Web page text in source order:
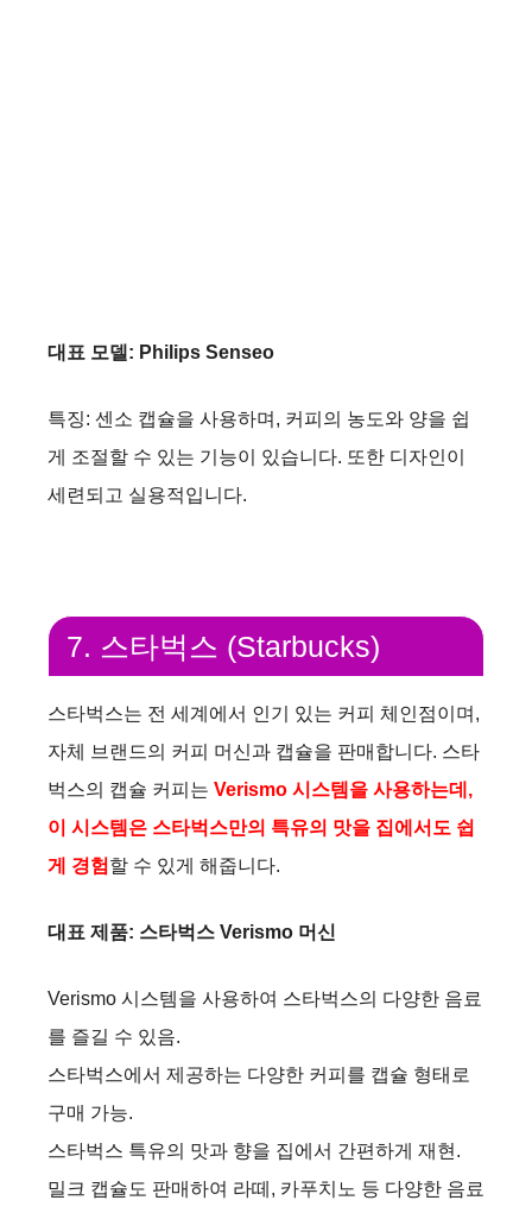
대표 모델: Philips Senseo
특징: 센소 캡슐을 사용하며, 커피의 농도와 양을 쉽
게 조절할 수 있는 기능이 있습니다. 또한 디자인이
세련되고 실용적입니다.
7. 스타벅스 (Starbucks)
스타벅스는 전 세계에서 인기 있는 커피 체인점이며,
자체 브랜드의 커피 머신과 캡슐을 판매합니다. 스타
벅스의 캡슐 커피는 Verismo 시스템을 사용하는데,
이 시스템은 스타벅스만의 특유의 맛을 집에서도 쉽
게 경험 할 수 있게 해줍니다.
대표 제품: 스타벅스 Verismo 머신
Verismo 시스템을 사용하여 스타벅스의 다양한 음료
를 즐길 수 있음.
스타벅스에서 제공하는 다양한 커피를 캡슐 형태로
구매 가능.
스타벅스 특유의 맛과 향을 집에서 간편하게 재현.
밀크 캡슐도 판매하여 라떼, 카푸치노 등 다양한 음료